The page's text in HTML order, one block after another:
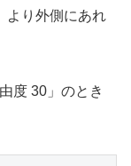
より外側にあれ
度 30」のとき